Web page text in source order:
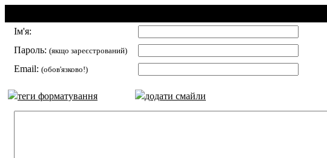
Ім'я:
Пароль: (якщо зареєстрований)
Email: (обов'язково!)
теги форматування додати смайли